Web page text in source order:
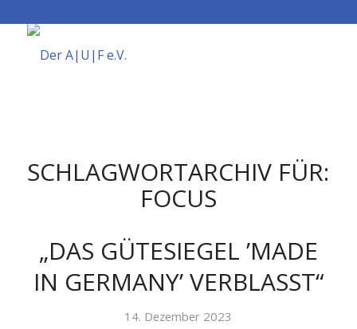
SCHLAGWORTARCHIV FÜR:
FOCUS
„DAS GÜTESIEGEL ’MADE
IN GERMANY’ VERBLASST“
14. Dezember 2023